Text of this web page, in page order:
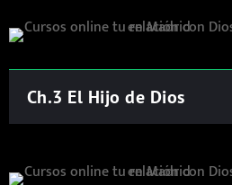
Ch.3 El Hijo de Dios